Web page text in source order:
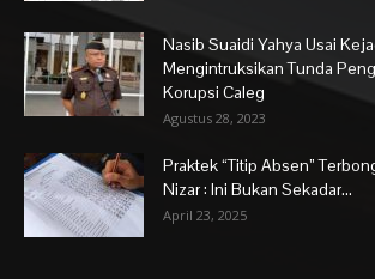
Nasib Suaidi Yahya Usai
Mengintruksikan Tunda
Korupsi Caleg
Agustus 28, 2023
Praktek “Titip Absen”
Nizar : Ini Bukan Sekadar...
April 23, 2025